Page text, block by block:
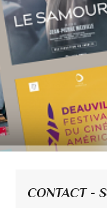
CONTACT -